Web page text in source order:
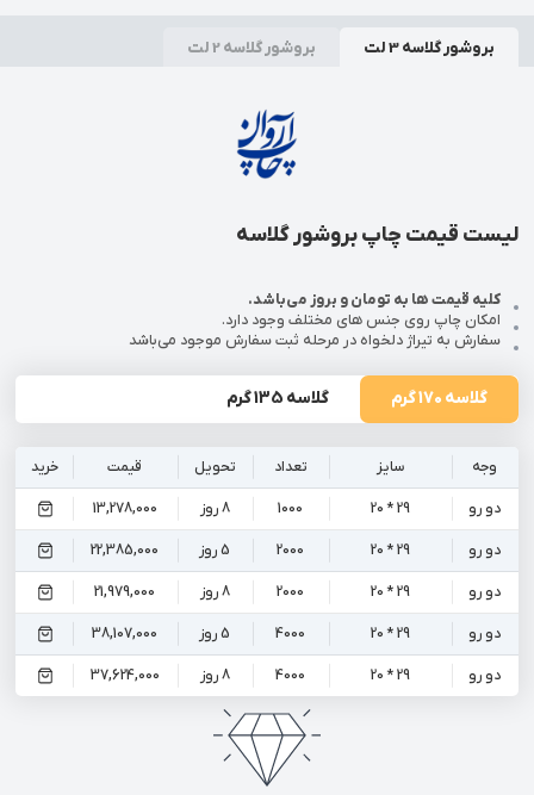
بروشور گلاسه 3 لت بروشور گلاسه 2 لت
لیست قیمت چاپ بروشور گلاسه
کلیه قیمت ها به تومان و بروز می‌باشد.
امکان چاپ روی جنس های مختلف وجود دارد.
سفارش به تیراژ دلخواه در مرحله ثبت سفارش موجود می‌باشد
گلاسه 170 گرم گلاسه 135 گرم
وجه سایز تعداد تحویل قیمت خرید
دو رو 29 * 20
1000 8 روز 13,278,000
دو رو 29 * 20
2000 5 روز 22,385,000
دو رو 29 * 20
2000 8 روز 21,979,000
دو رو 29 * 20
4000 5 روز 38,107,000
دو رو 29 * 20
4000 8 روز 37,624,000